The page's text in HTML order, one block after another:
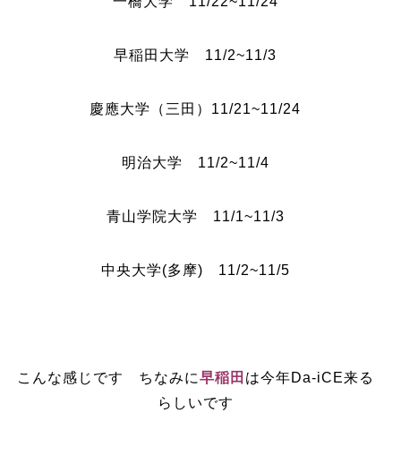
早稲田大学 11/2~11/3
慶應大学（三田）11/21~11/24
明治大学 11/2~11/4
青山学院大学 11/1~11/3
中央大学(多摩) 11/2~11/5
こんな感じです ちなみに早稲田 は今年Da-iCE来る
らしいです